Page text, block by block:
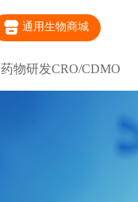
通用生物商城
药物研发CRO/CDMO